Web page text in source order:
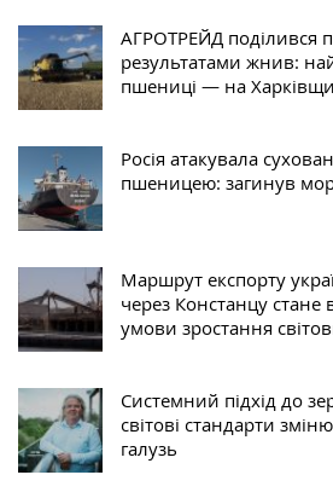
АГРОТРЕЙД поділився
результатами жнив:
пшениці — на
Росія атакувала
пшеницею: загинув
Маршрут експорту
через Констанцу
умови зростання
Системний підхід до
світові стандарти
галузь